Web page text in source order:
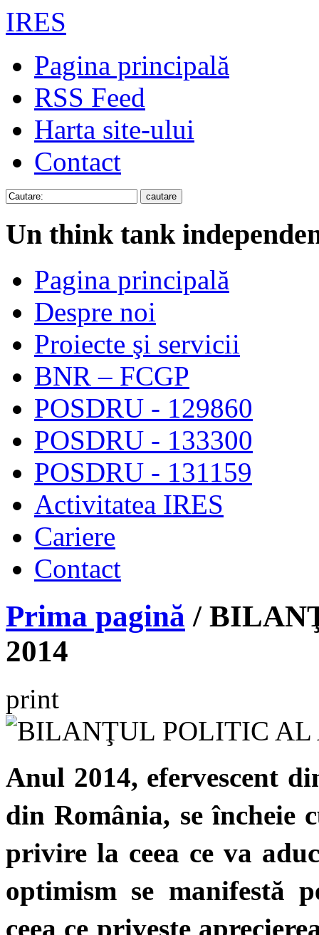
IRES
Pagina principală
RSS Feed
Harta site-ului
Contact
Un think tank
Pagina principală
Despre noi
Proiecte şi servicii
BNR – FCGP
POSDRU - 129860
POSDRU - 133300
POSDRU - 131159
Activitatea IRES
Cariere
Contact
Prima pagină /
2014
print
Anul 2014, efervescent
din România, se încheie
privire la ceea ce va
optimism se manifestă
ceea ce privește